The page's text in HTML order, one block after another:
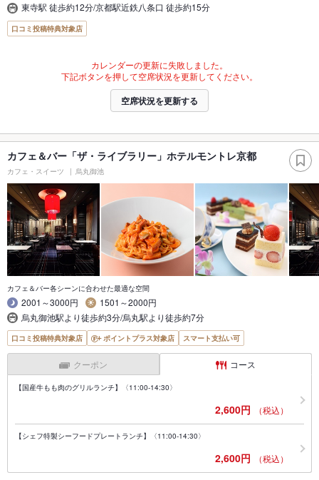
東寺駅 徒歩約12分/京都駅近鉄八条口 徒歩約15分
口コミ投稿特典対象店
カレンダーの更新に失敗しました。
下記ボタンを押して空席状況を更新してください。
空席状況を更新する
カフェ＆バー「ザ・ライブラリー」ホテルモントレ京都
カフェ・スイーツ 烏丸御池
カフェ＆バー各シーンに合わせた最適な空間
2001～3000円
1501～2000円
烏丸御池駅より徒歩約3分/烏丸駅より徒歩約7分
口コミ投稿特典対象店 ポイントプラス対象店 スマート支払い可
クーポン コース
【国産牛もも肉のグリルランチ】〈11:00-14:30〉
2,600円 （税込）
【シェフ特製シーフードプレートランチ】〈11:00-14:30〉
2,600円 （税込）